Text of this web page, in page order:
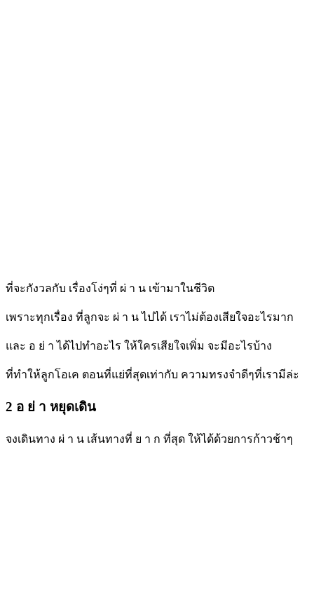
ที่จะกังวลกับ เรื่องโง่ๆที่ ผ่ า น เข้ามาในชีวิต
เพราะทุกเรื่อง ที่ลูกจะ ผ่ า น ไปได้ เราไม่ต้องเสียใจอะไรมาก
และ อ ย่ า ได้ไปทำอะไร ให้ใครเสียใจเพิ่ม จะมีอะไรบ้าง
ที่ทำให้ลูกโอเค ตอนที่แย่ที่สุดเท่ากับ ความทรงจำดีๆที่เรามีล่ะ
2 อ ย่ า หยุดเดิน
จงเดินทาง ผ่ า น เส้นทางที่ ย า ก ที่สุด ให้ได้ด้วยการก้าวช้าๆ